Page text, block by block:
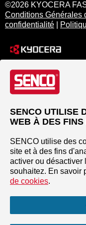
©2026 KYOCERA
Conditions Générales
confidentialité
SENCO UTILISE
WEB À DES FINS
SENCO utilise des
site et à des fins
activer ou désactiver
souhaitez. En savoir
de cookies.